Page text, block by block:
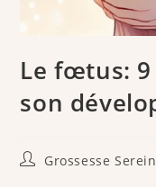
Le fœtus:
son
Auteur/autrice
Grossesse